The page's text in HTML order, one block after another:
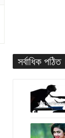
সর্বাধিক পঠিত